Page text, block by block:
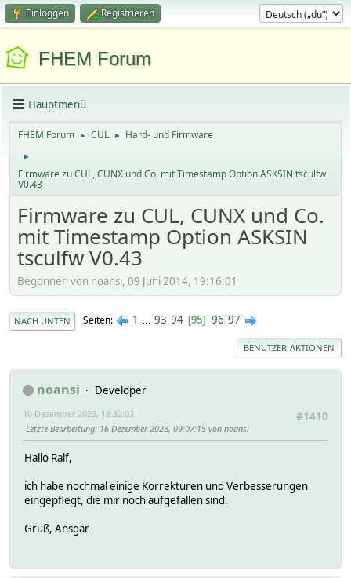
Einloggen Registrieren
FHEM Forum
Hauptmenü
FHEM Forum ► CUL ► Hard- und Firmware
►
Firmware zu CUL, CUNX und Co. mit Timestamp Option ASKSIN tsculfw
V0.43
Firmware zu CUL, CUNX und Co.
mit Timestamp Option ASKSIN
tsculfw V0.43
Begonnen von noansi, 09 Juni 2014, 19:16:01
NACH UNTEN Seiten 1 ... 93 94 95 96 97
BENUTZER-AKTIONEN
noansi
Developer
#1410
10 Dezember 2023, 18:32:02
Letzte Bearbeitung: 16 Dezember 2023, 09:07:15 von noansi
Hallo Ralf,
ich habe nochmal einige Korrekturen und Verbesserungen
eingepflegt, die mir noch aufgefallen sind.
Gruß, Ansgar.